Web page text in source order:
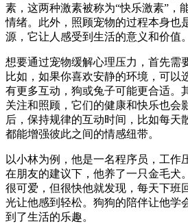
素，这两种激素被称为“快乐激素”，
情绪。此外，照顾宠物的过程本身也
源，它让人感受到生活的意义和价值。
想要通过宠物缓解心理压力，首先需
比如，如果你喜欢安静的环境，可以
有更多互动，狗或兔子可能更合适。
关注和照顾，它们的健康和快乐也会
后，保持规律的互动时间，比如每天
都能增强彼此之间的情感纽带。
以小林为例，他是一名程序员，工作
在朋友的建议下，他养了一只金毛犬
很可爱，但很快他就发现，每天下班
光让他感到轻松。狗狗的陪伴让他学
到了生活的乐趣。